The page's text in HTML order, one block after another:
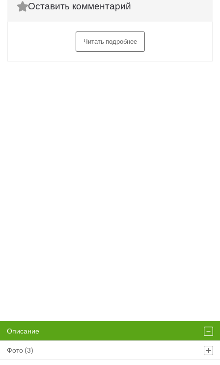
Оставить комментарий
Читать подробнее
Описание
Фото (3)